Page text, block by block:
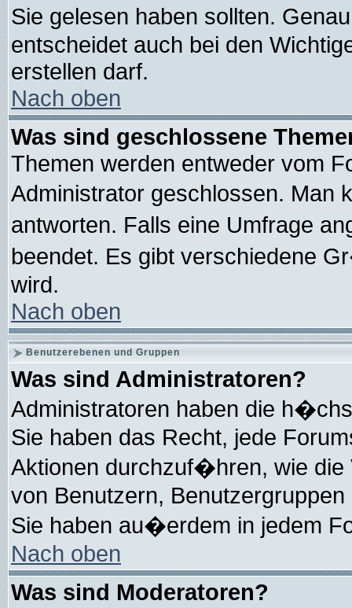
Sie gelesen haben sollten.
entscheidet auch bei den
erstellen darf.
Nach oben
Was sind geschlossene
Themen werden entweder vom
Administrator geschlossen. Man
antworten. Falls eine Umfrage
beendet. Es gibt verschiedene
wird.
Nach oben
Benutzerebenen und Gruppen
Was sind Administratoren?
Administratoren haben die
Sie haben das Recht, jede
Aktionen durchzuf�hren, wie die
von Benutzern,
Sie haben au�erdem in jedem
Nach oben
Was sind Moderatoren?